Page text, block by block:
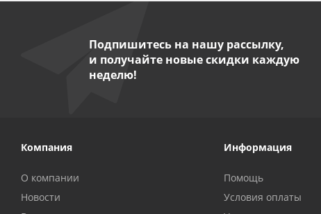
Подпишитесь на нашу рассылку,
и получайте новые скидки каждую
неделю!
Компания
О компании
Новости
Информация
Помощь
Условия оплаты